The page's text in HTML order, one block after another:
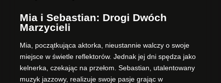
Mia i Sebastian: Drogi Dwóch
Marzycieli
Mia, początkująca aktorka, nieustannie walczy o swoje
miejsce w świetle reflektorów. Jednak jej dni spędza jako
kelnerka, czekając na przełom. Sebastian, utalentowany
muzyk jazzowy, realizuje swoje pasje grając w